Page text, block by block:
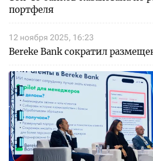
портфеля
12 ноября 2025, 16:23
Bereke Bank сократил